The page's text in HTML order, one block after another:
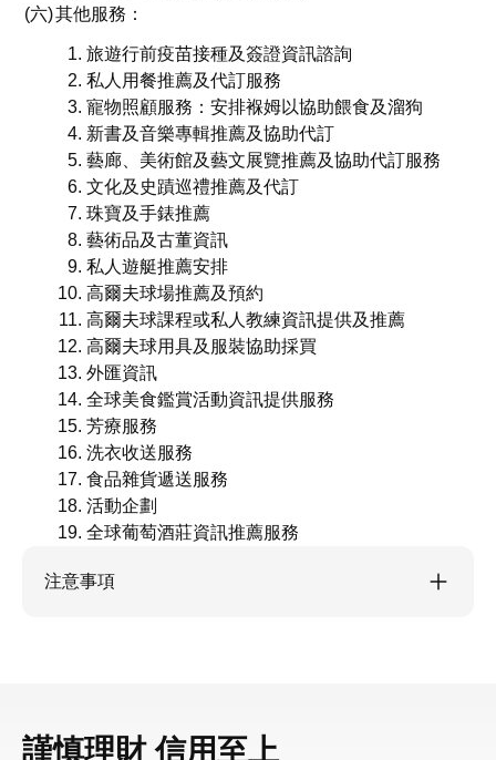
其他服務：
旅遊行前疫苗接種及簽證資訊諮詢
私人用餐推薦及代訂服務
寵物照顧服務：安排褓姆以協助餵食及溜狗
新書及音樂專輯推薦及協助代訂
藝廊、美術館及藝文展覽推薦及協助代訂服務
文化及史蹟巡禮推薦及代訂
珠寶及手錶推薦
藝術品及古董資訊
私人遊艇推薦安排
高爾夫球場推薦及預約
高爾夫球課程或私人教練資訊提供及推薦
高爾夫球用具及服裝協助採買
外匯資訊
全球美食鑑賞活動資訊提供服務
芳療服務
洗衣收送服務
食品雜貨遞送服務
活動企劃
全球葡萄酒莊資訊推薦服務
注意事項
謹慎理財 信用至上